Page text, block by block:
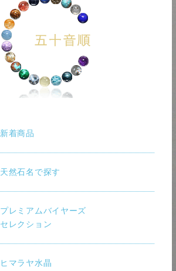
新着商品
天然石名で探す
プレミアムバイヤーズ
セレクション
ヒマラヤ水晶